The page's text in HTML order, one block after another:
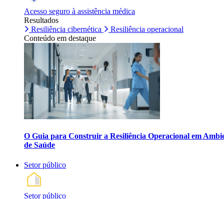
Acesso seguro à assistência médica
Resultados
Resiliência cibernética
Resiliência operacional
Conteúdo em destaque
O Guia para Construir a Resiliência Operacional em
de Saúde
Setor público
Setor público